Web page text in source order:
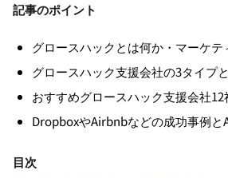
記事のポイント
グロースハックとは何か・マーケテ
グロースハック支援会社の3タイプ
おすすめグロースハック支援会社12
DropboxやAirbnbなどの成功事例と
目次